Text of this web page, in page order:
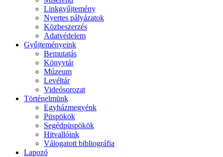
Linkgyűjtemény
Nyertes pályázatok
Közbeszerzés
Adatvédelem
Gyűjteményeink
Bemutatás
Könyvtár
Múzeum
Levéltár
Videósorozat
Történelmünk
Egyházmegyénk
Püspökök
Segédpüspökök
Hitvallóink
Válogatott bibliográfia
Lapozó